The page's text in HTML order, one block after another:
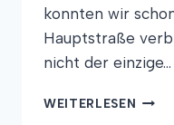
konnten wir
Hauptstraße
nicht der einzige…
WEITERLESEN